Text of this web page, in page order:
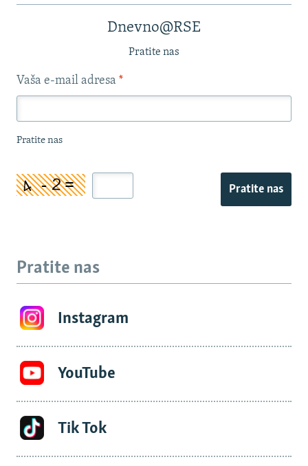
Dnevno@RSE
Pratite nas
Vaša e-mail adresa *
Pratite nas
Pratite nas
Pratite nas
Instagram
YouTube
Tik Tok